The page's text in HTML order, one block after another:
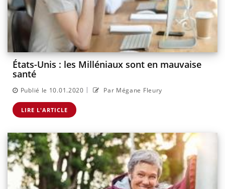
États-Unis : les Milléniaux sont en mauvaise
santé
Publié le 10.01.2020 | Par Mégane Fleury
LIRE L'ARTICLE